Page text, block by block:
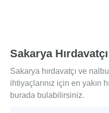
Sakarya
Sakarya hırdavatçı ve
ihtiyaçlarınız için en yakın
burada bulabilirsiniz.